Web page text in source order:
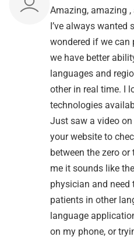
Amazing, amazing ,
I’ve always wanted
wondered if we can
we have better
languages and
other in real time. I
technologies
Just saw a video
your website to
between the zero
me it sounds like
physician and
patients in other
language
on my phone, or